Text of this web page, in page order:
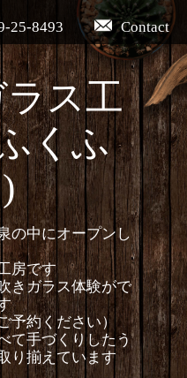
Contact
25-8493
ス工
くふ
の中にオープンし
房です
きガラス体験がで
予約ください）
て手づくりしたう
り揃えています